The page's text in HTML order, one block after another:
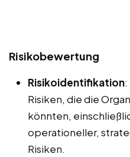
Risikobewertung
Risikoidentifikation
Risiken, die die
könnten,
operationeller,
Risiken.